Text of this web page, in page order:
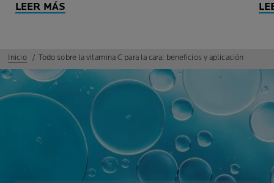
LEER MÁS
Inicio Todo sobre la vitamina C para la cara: beneficios y aplicación